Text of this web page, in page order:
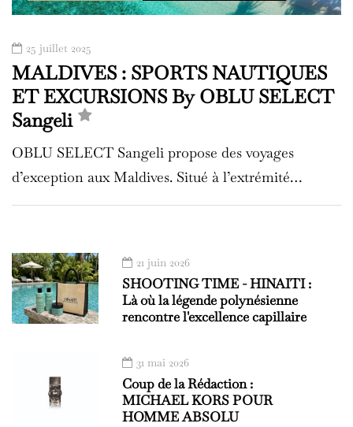
25 juillet 2025
MALDIVES : SPORTS NAUTIQUES
ET EXCURSIONS By OBLU SELECT
Sangeli
OBLU SELECT Sangeli propose des voyages
d’exception aux Maldives. Situé à l’extrémité…
21 juin 2026
SHOOTING TIME - HINAITI :
Là où la légende polynésienne
rencontre l'excellence capillaire
31 mai 2026
Coup de la Rédaction :
MICHAEL KORS POUR
HOMME ABSOLU